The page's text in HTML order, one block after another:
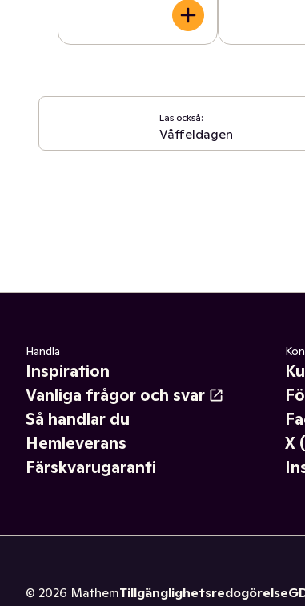
Läs också:
Våffeldagen
Handla
Inspiration
Vanliga frågor och svar
Så handlar du
Hemleverans
Färskvarugaranti
X
© 2026 MathemTillgänglighetsredogörelse